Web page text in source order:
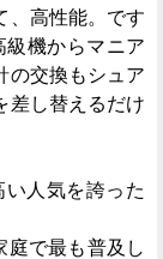
、高性能。です
級機からマニア
の交換もシュア
差し替えるだけ
人気を誇った
庭で最も普及し